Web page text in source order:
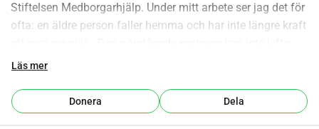
Stiftelsen Medborgarhjälp. Under mitt arbete ser jag det för
ofta: en äldre person faller hemma och har inte längre kraft
patienten, anhöriga är inte i närheten eller ambulansen och
på golvet. Det är skrämmande och farligt. Det kan leda till
uttorkning, lunginflammation eller till och med
Läs mer
Donera Dela